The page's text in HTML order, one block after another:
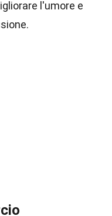
l'umore e